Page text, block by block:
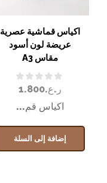
اكياس قماشية عصرية
عريضة لون أسود
مقاس A3
ر.ع.1.800
اكياس قم...
إضافة إلى السلة